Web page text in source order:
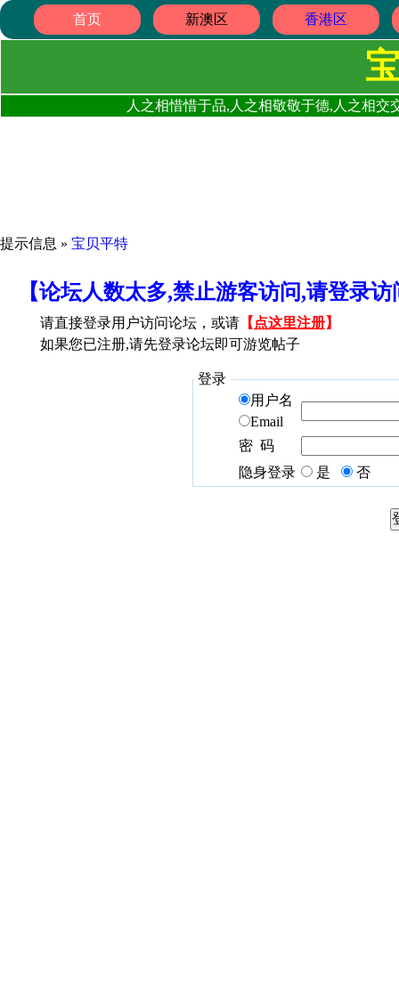
首页 新澳区 香港区
人之相惜惜于品,人之相敬敬于德,人之相
提示信息 » 宝贝平特
【论坛人数太多,禁止游客访问,请登录
请直接登录用户访问论坛，或请 【 点这里注册】
如果您已注册,请先登录论坛即可游览帖子
登录
用户名
Email
密 码
隐身登录
是 否